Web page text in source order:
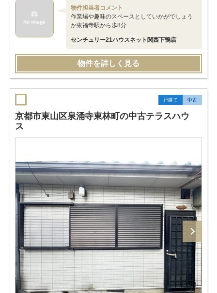
物件担当者コメント
作業場や趣味のスペースとしていかがでしょう
か東福寺駅から歩8分
センチュリー21ハウスネット関西下鴨店
物件を詳しく見る
戸建て 中古
京都市東山区泉涌寺東林町の中古テラスハウ
ス